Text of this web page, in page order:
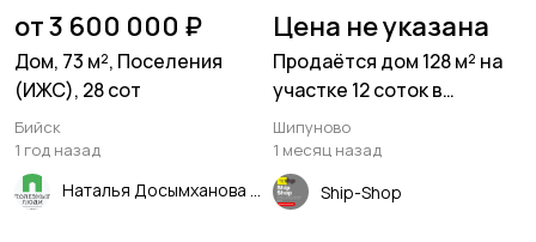
от 3 600 000 ₽
Дом, 73 м², Поселения
(ИЖС), 28 сот
Бийск
1 год назад
Наталья Досымханова
Цена не указана
Продаётся дом 128 м² на
участке 12 соток в
Шипуново
Шипуново
1 месяц назад
Ship-Shop